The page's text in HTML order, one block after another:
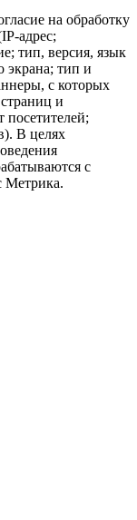
на обработку
адрес;
тип, версия, язык
экрана; тип и
с которых
и
посетителей;
В целях
с
Метрика.